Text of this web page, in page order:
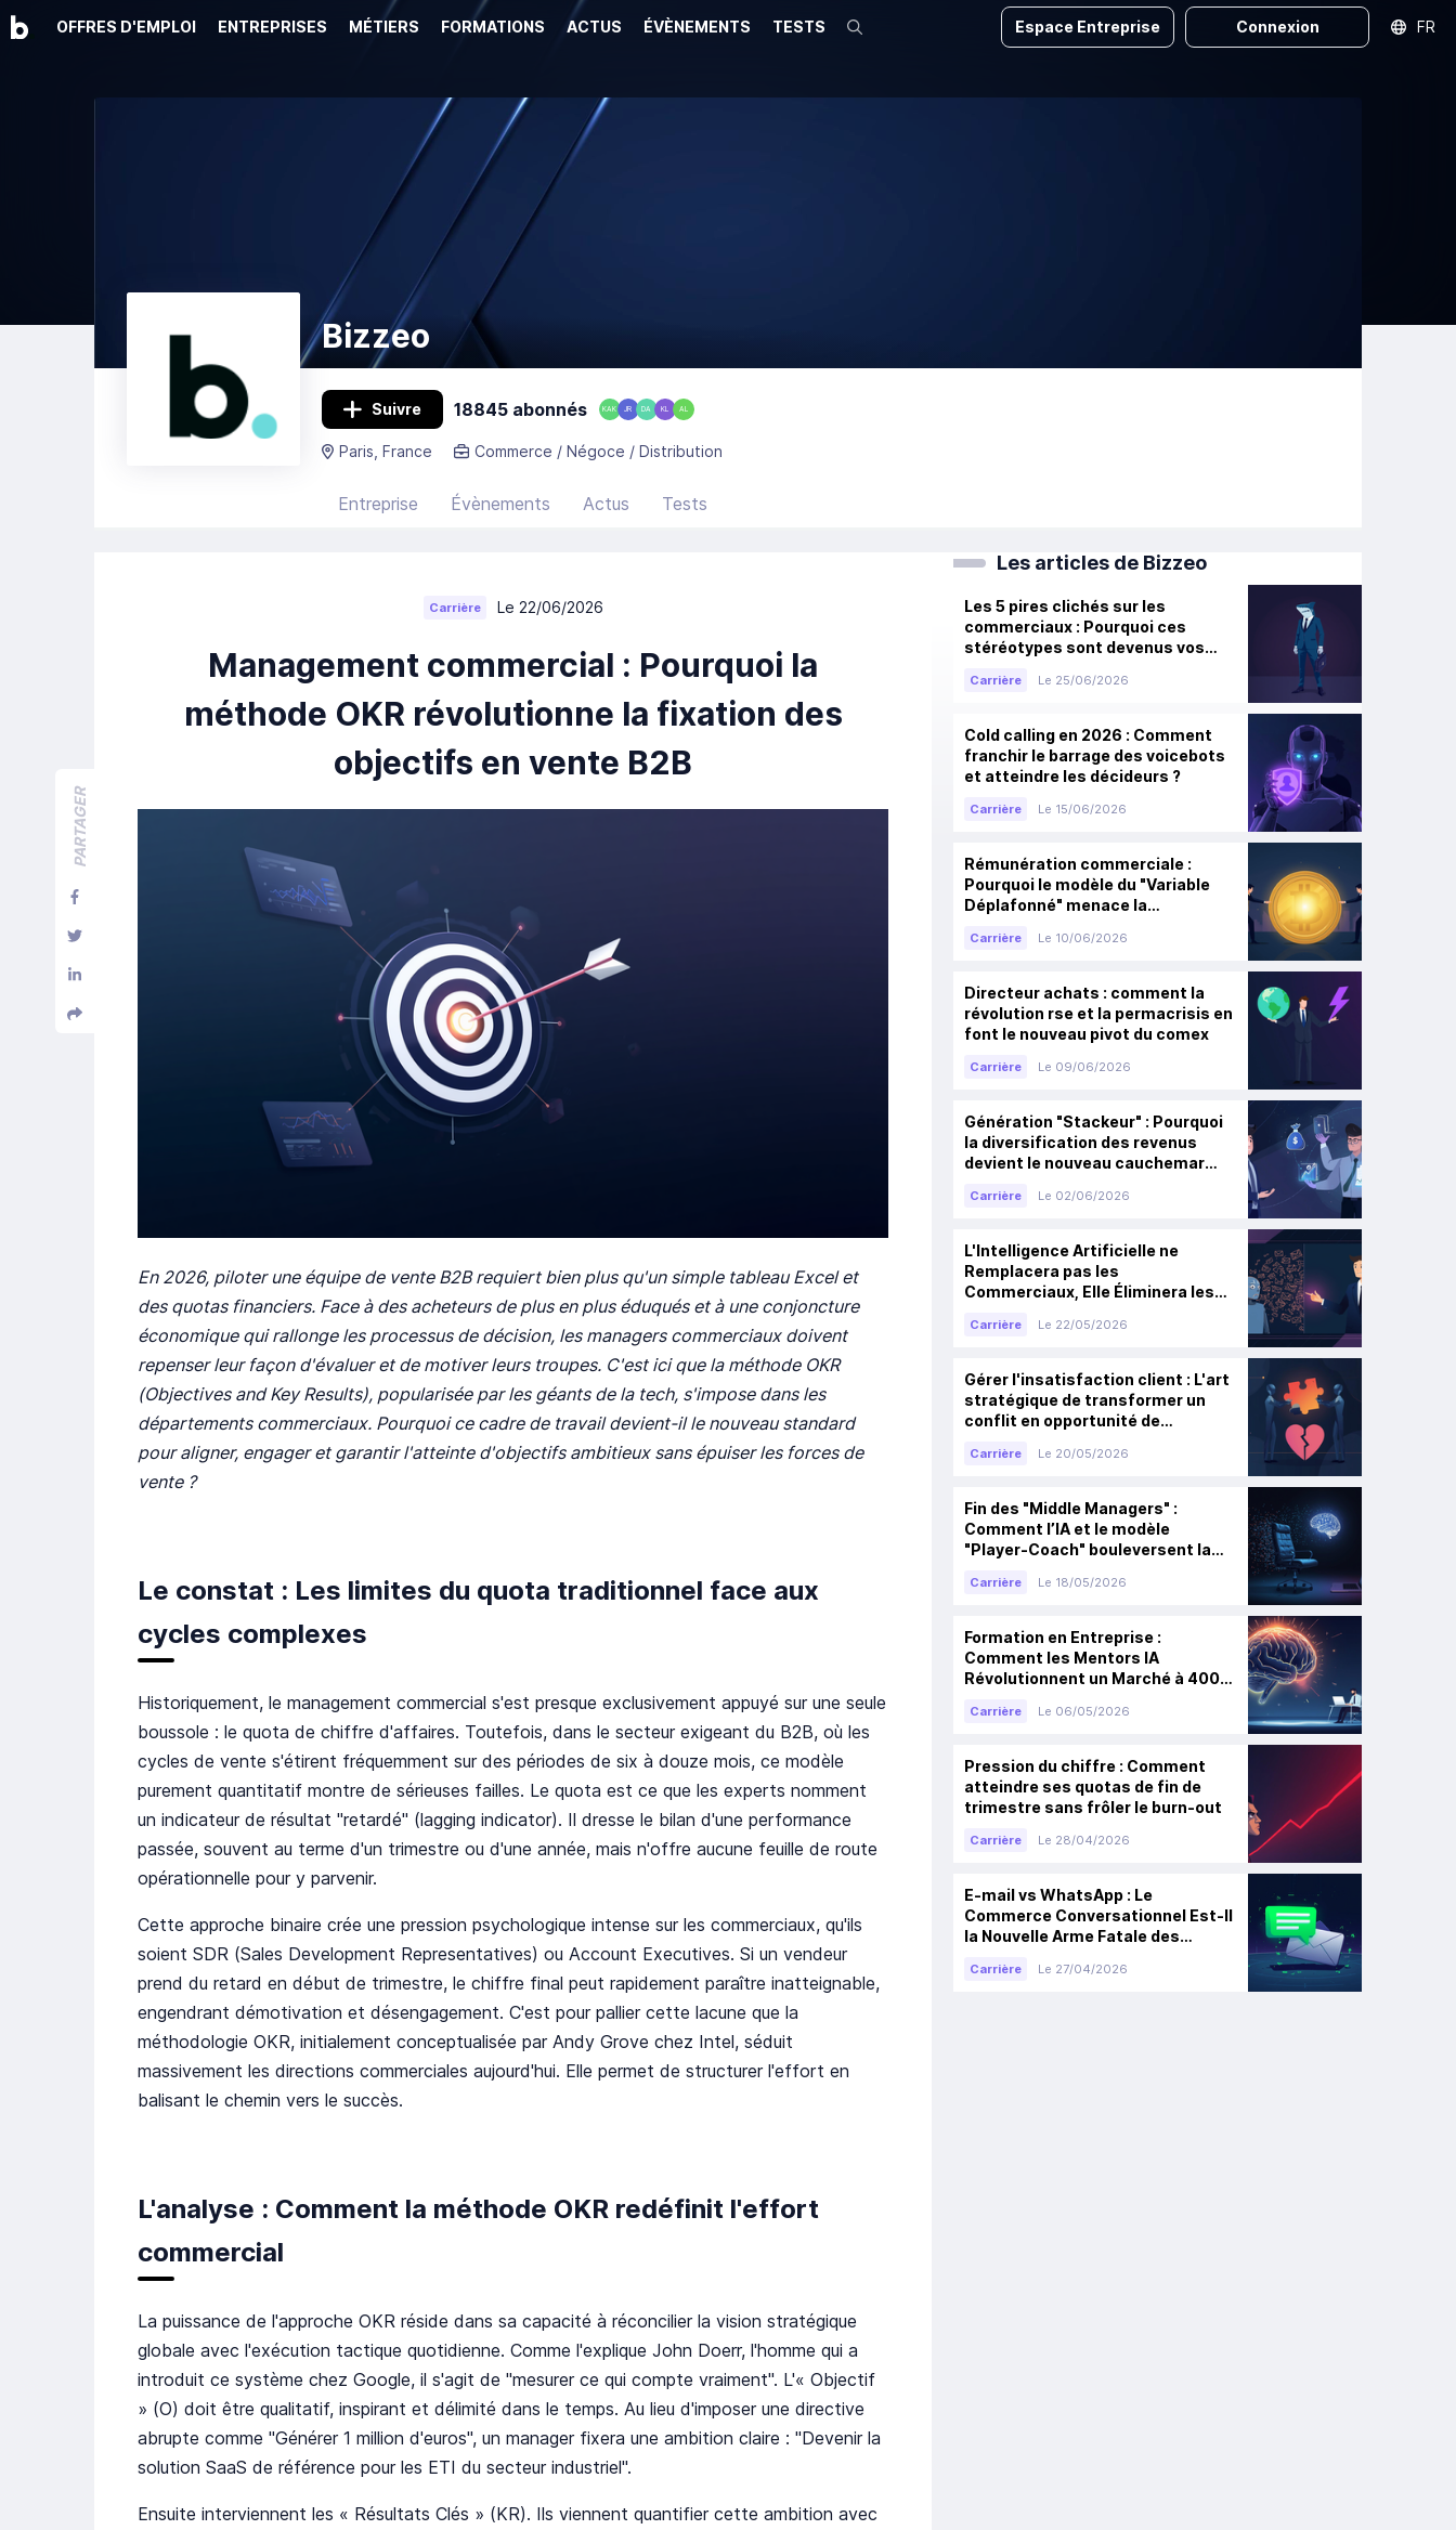
OFFRES D'EMPLOI ENTREPRISES MÉTIERS FORMATIONS ACTUS ÉVÈNEMENTS TESTS Recherche Espace Entreprise Connexion FR
Bizzeo
Suivre 18845 abonnés KAK JR DA KL AL
Paris, France Commerce / Négoce / Distribution
Entreprise Évènements Actus Tests
PARTAGER
Carrière Le 22/06/2026
Management commercial : Pourquoi la
méthode OKR révolutionne la fixation des
objectifs en vente B2B
En 2026, piloter une équipe de vente B2B requiert bien plus qu'un simple tableau Excel et
des quotas financiers. Face à des acheteurs de plus en plus éduqués et à une conjoncture
économique qui rallonge les processus de décision, les managers commerciaux doivent
repenser leur façon d'évaluer et de motiver leurs troupes. C'est ici que la méthode OKR
(Objectives and Key Results), popularisée par les géants de la tech, s'impose dans les
départements commerciaux. Pourquoi ce cadre de travail devient-il le nouveau standard
pour aligner, engager et garantir l'atteinte d'objectifs ambitieux sans épuiser les forces de
vente ?
Le constat : Les limites du quota traditionnel face aux
cycles complexes
Historiquement, le management commercial s'est presque exclusivement appuyé sur une seule
boussole : le quota de chiffre d'affaires. Toutefois, dans le secteur exigeant du B2B, où les
cycles de vente s'étirent fréquemment sur des périodes de six à douze mois, ce modèle
purement quantitatif montre de sérieuses failles. Le quota est ce que les experts nomment
un indicateur de résultat "retardé" (lagging indicator). Il dresse le bilan d'une performance
passée, souvent au terme d'un trimestre ou d'une année, mais n'offre aucune feuille de route
opérationnelle pour y parvenir.
Cette approche binaire crée une pression psychologique intense sur les commerciaux, qu'ils
soient SDR (Sales Development Representatives) ou Account Executives. Si un vendeur
prend du retard en début de trimestre, le chiffre final peut rapidement paraître inatteignable,
engendrant démotivation et désengagement. C'est pour pallier cette lacune que la
méthodologie OKR, initialement conceptualisée par Andy Grove chez Intel, séduit
massivement les directions commerciales aujourd'hui. Elle permet de structurer l'effort en
balisant le chemin vers le succès.
L'analyse : Comment la méthode OKR redéfinit l'effort
commercial
La puissance de l'approche OKR réside dans sa capacité à réconcilier la vision stratégique
globale avec l'exécution tactique quotidienne. Comme l'explique John Doerr, l'homme qui a
introduit ce système chez Google, il s'agit de "mesurer ce qui compte vraiment". L'« Objectif
» (O) doit être qualitatif, inspirant et délimité dans le temps. Au lieu d'imposer une directive
abrupte comme "Générer 1 million d'euros", un manager fixera une ambition claire : "Devenir la
solution SaaS de référence pour les ETI du secteur industriel".
Ensuite interviennent les « Résultats Clés » (KR). Ils viennent quantifier cette ambition avec
Les articles de Bizzeo
Les 5 pires clichés sur les
commerciaux : Pourquoi ces
stéréotypes sont devenus vos
Carrière Le 25/06/2026
Cold calling en 2026 : Comment
franchir le barrage des voicebots
et atteindre les décideurs ?
Carrière Le 15/06/2026
Rémunération commerciale :
Pourquoi le modèle du "Variable
Déplafonné" menace la
Carrière Le 10/06/2026
Directeur achats : comment la
révolution rse et la permacrisis en
font le nouveau pivot du comex
Carrière Le 09/06/2026
Génération "Stackeur" : Pourquoi
la diversification des revenus
devient le nouveau cauchemar
Carrière Le 02/06/2026
L'Intelligence Artificielle ne
Remplacera pas les
Commerciaux, Elle Éliminera les
Carrière Le 22/05/2026
Gérer l'insatisfaction client : L'art
stratégique de transformer un
conflit en opportunité de
Carrière Le 20/05/2026
Fin des "Middle Managers" :
Comment l’IA et le modèle
"Player-Coach" bouleversent la
Carrière Le 18/05/2026
Formation en Entreprise :
Comment les Mentors IA
Révolutionnent un Marché à 400
Carrière Le 06/05/2026
Pression du chiffre : Comment
atteindre ses quotas de fin de
trimestre sans frôler le burn-out
Carrière Le 28/04/2026
E-mail vs WhatsApp : Le
Commerce Conversationnel Est-Il
la Nouvelle Arme Fatale des
Carrière Le 27/04/2026